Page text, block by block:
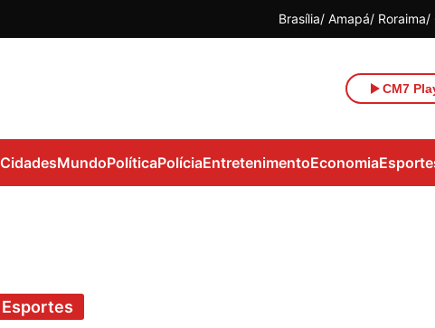
Brasília Amapá Roraima
CM7
CidadesMundoPolíticaPolíciaEntretenimentoEconomia
Esportes